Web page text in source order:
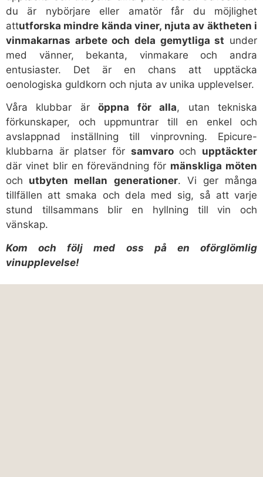
du är nybörjare eller amatör får du möjlighet
attutforska mindre kända viner, njuta av äktheten i
vinmakarnas arbete och dela gemytliga st under
med vänner, bekanta, vinmakare och andra
entusiaster. Det är en chans att upptäcka
oenologiska guldkorn och njuta av unika upplevelser.
Våra klubbar äröppna för alla, utan tekniska
förkunskaper, och uppmuntrar till en enkel och
avslappnad inställning till vinprovning. Epicure-
klubbarna är platser för samvarooch upptäckter
där vinet blir en förevändning för mänskliga möten
och utbyten mellan generationer. Vi ger många
tillfällen att smaka och dela med sig, så att varje
stund tillsammans blir en hyllning till vin och
vänskap.
Kom och följ med oss på en oförglömlig
vinupplevelse!